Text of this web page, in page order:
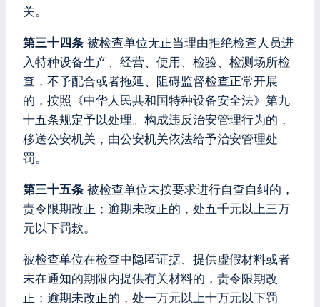
关。
第三十四条 被检查单位无正当理由拒绝检查人员进
入特种设备生产、经营、使用、检验、检测场所检
查，不予配合或者拖延、阻碍监督检查正常开展
的，按照《中华人民共和国特种设备安全法》第九
十五条规定予以处理。构成违反治安管理行为的，
移送公安机关，由公安机关依法给予治安管理处
罚。
第三十五条 被检查单位未按要求进行自查自纠的，
责令限期改正；逾期未改正的，处五千元以上三万
元以下罚款。
被检查单位在检查中隐匿证据、提供虚假材料或者
未在通知的期限内提供有关材料的，责令限期改
正；逾期未改正的，处一万元以上十万元以下罚